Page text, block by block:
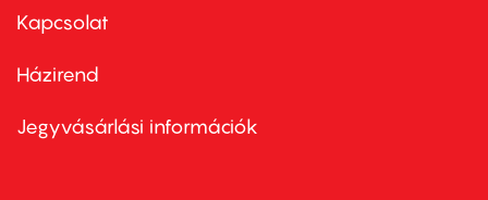
firstKapcsolat
Footer
second
Házirend
Jegyvásárlási információk